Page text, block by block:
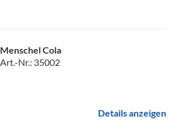
Menschel Cola
Art.-Nr.: 35002
Details anzeigen